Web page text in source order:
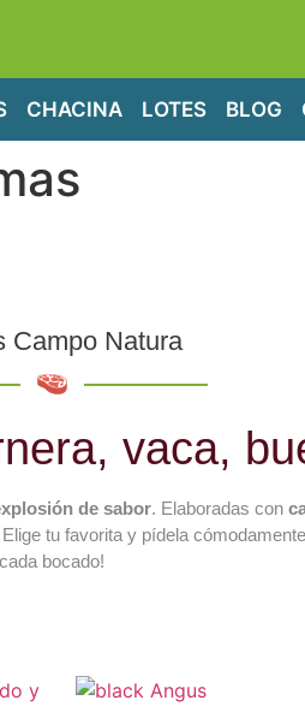
CHACINA LOTES BLOG
Campo Natura
vaca,
de sabor. Elaboradas con
tu favorita y pídela
cada bocado!